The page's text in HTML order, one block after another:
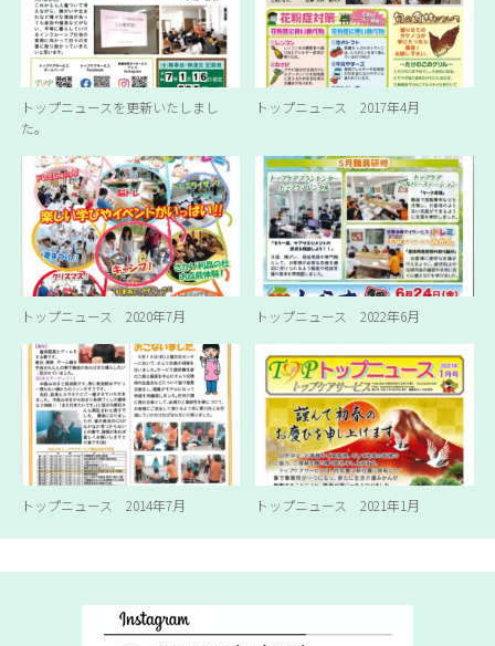
トップニュースを更新いたしまし
た。
トップニュース 2017年4月
トップニュース 2020年7月 トップニュース 2022年6月
トップニュース 2014年7月 トップニュース 2021年1月